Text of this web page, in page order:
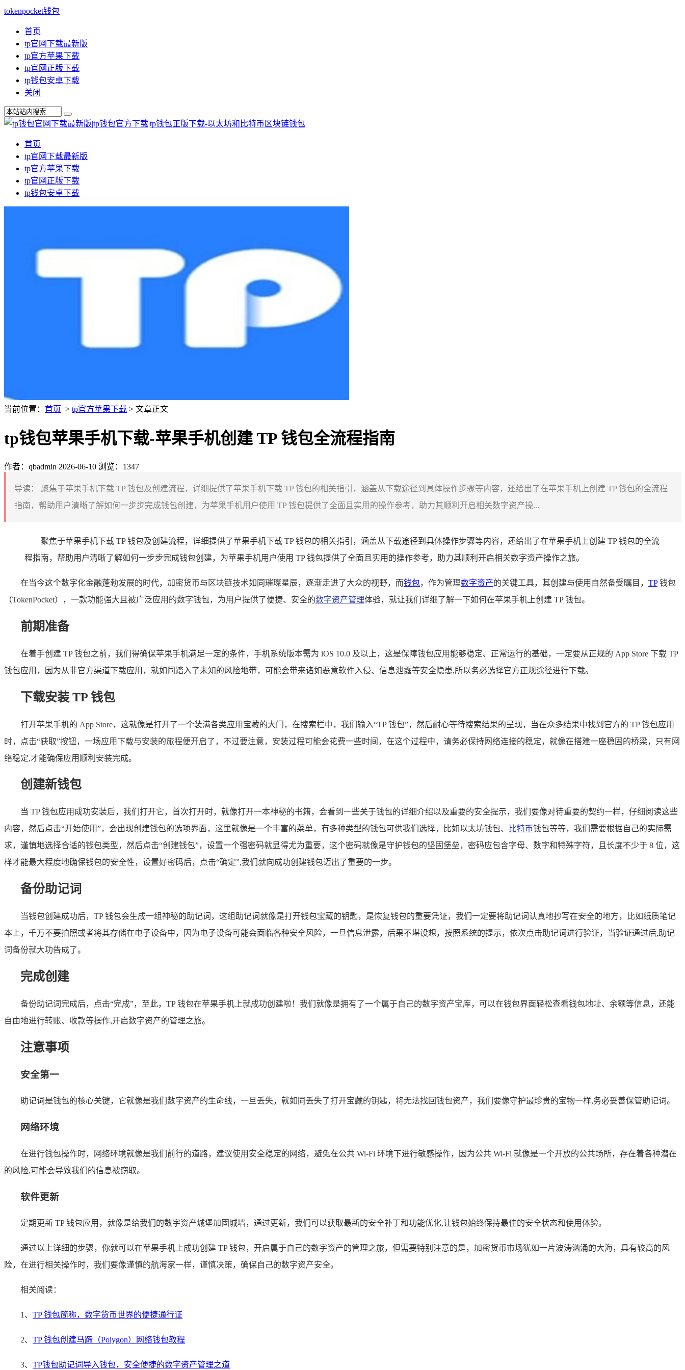
tokenpocket钱包
首页
tp官网下载最新版
tp官方苹果下载
tp官网正版下载
tp钱包安卓下载
关闭
首页
tp官网下载最新版
tp官方苹果下载
tp官网正版下载
tp钱包安卓下载
当前位置： 首页 > tp官方苹果下载 > 文章正文
tp钱包苹果手机下载-苹果手机创建 TP 钱包全流程指南
作者：qbadmin 2026-06-10 浏览：1347
导读：
聚焦于苹果手机下载 TP 钱包及创建流程，详细提供了苹果手机下载 TP 钱包的相关指引，涵盖从下载途径到具体操作步骤等内容，还给出了在苹果手机上创建 TP 钱包的全流程
指南，帮助用户清晰了解如何一步步完成钱包创建，为苹果手机用户使用 TP 钱包提供了全面且实用的操作参考，助力其顺利开启相关数字资产操...
聚焦于苹果手机下载 TP 钱包及创建流程，详细提供了苹果手机下载 TP 钱包的相关指引，涵盖从下载途径到具体操作步骤等内容，还给出了在苹果手机上创建 TP 钱包的全流
程指南，帮助用户清晰了解如何一步步完成钱包创建，为苹果手机用户使用 TP 钱包提供了全面且实用的操作参考，助力其顺利开启相关数字资产操作之旅。
在当今这个数字化金融蓬勃发展的时代，加密货币与区块链技术如同璀璨星辰，逐渐走进了大众的视野，而钱包，作为管理数字资产的关键工具，其创建与使用自然备受瞩目， TP钱包
（TokenPocket），一款功能强大且被广泛应用的数字钱包，为用户提供了便捷、安全的数字资产管理体验，就让我们详细了解一下如何在苹果手机上创建 TP 钱包。
前期准备
在着手创建 TP 钱包之前，我们得确保苹果手机满足一定的条件，手机系统版本需为 iOS 10.0 及以上，这是保障钱包应用能够稳定、正常运行的基础，一定要从正规的 App Store 下载 TP
钱包应用，因为从非官方渠道下载应用，就如同踏入了未知的风险地带，可能会带来诸如恶意软件入侵、信息泄露等安全隐患,所以务必选择官方正规途径进行下载。
下载安装 TP 钱包
打开苹果手机的 App Store，这就像是打开了一个装满各类应用宝藏的大门，在搜索栏中，我们输入“TP 钱包”，然后耐心等待搜索结果的呈现，当在众多结果中找到官方的 TP 钱包应用
时，点击“获取”按钮，一场应用下载与安装的旅程便开启了，不过要注意，安装过程可能会花费一些时间，在这个过程中，请务必保持网络连接的稳定，就像在搭建一座稳固的桥梁，只有网
络稳定,才能确保应用顺利安装完成。
创建新钱包
当 TP 钱包应用成功安装后，我们打开它，首次打开时，就像打开一本神秘的书籍，会看到一些关于钱包的详细介绍以及重要的安全提示，我们要像对待重要的契约一样，仔细阅读这些
内容，然后点击“开始使用”，会出现创建钱包的选项界面，这里就像是一个丰富的菜单，有多种类型的钱包可供我们选择，比如以太坊钱包、
比特币钱包等等，我们需要根据自己的实际需
求，谨慎地选择合适的钱包类型，然后点击“创建钱包”，设置一个强密码就显得尤为重要，这个密码就像是守护钱包的坚固堡垒，密码应包含字母、数字和特殊字符，且长度不少于 8 位，这
样才能最大程度地确保钱包的安全性，设置好密码后，点击“确定”,我们就向成功创建钱包迈出了重要的一步。
备份助记词
当钱包创建成功后，TP 钱包会生成一组神秘的助记词，这组助记词就像是打开钱包宝藏的钥匙，是恢复钱包的重要凭证，我们一定要将助记词认真地抄写在安全的地方，比如纸质笔记
本上，千万不要拍照或者将其存储在电子设备中，因为电子设备可能会面临各种安全风险，一旦信息泄露，后果不堪设想，按照系统的提示，依次点击助记词进行验证，当验证通过后,助记
词备份就大功告成了。
完成创建
备份助记词完成后，点击“完成”，至此，TP 钱包在苹果手机上就成功创建啦！我们就像是拥有了一个属于自己的数字资产宝库，可以在钱包界面轻松查看钱包地址、余额等信息，还能
自由地进行转账、收款等操作,开启数字资产的管理之旅。
注意事项
安全第一
助记词是钱包的核心关键，它就像是我们数字资产的生命线，一旦丢失，就如同丢失了打开宝藏的钥匙，将无法找回钱包资产，我们要像守护最珍贵的宝物一样,务必妥善保管助记词。
网络环境
在进行钱包操作时，网络环境就像是我们前行的道路，建议使用安全稳定的网络，避免在公共 Wi-Fi 环境下进行敏感操作，因为公共 Wi-Fi 就像是一个开放的公共场所，存在着各种潜在
的风险,可能会导致我们的信息被窃取。
软件更新
定期更新 TP 钱包应用，就像是给我们的数字资产城堡加固城墙，通过更新，我们可以获取最新的安全补丁和功能优化,让钱包始终保持最佳的安全状态和使用体验。
通过以上详细的步骤，你就可以在苹果手机上成功创建 TP 钱包，开启属于自己的数字资产的管理之旅，但需要特别注意的是，加密货币市场犹如一片波涛汹涌的大海，具有较高的风
险，在进行相关操作时，我们要像谨慎的航海家一样，谨慎决策，确保自己的数字资产安全。
相关阅读：
1、 TP 钱包简称，数字货币世界的便捷通行证
2、 TP 钱包创建马蹄（Polygon）网络钱包教程
3、 TP钱包助记词导入钱包，安全便捷的数字资产管理之道